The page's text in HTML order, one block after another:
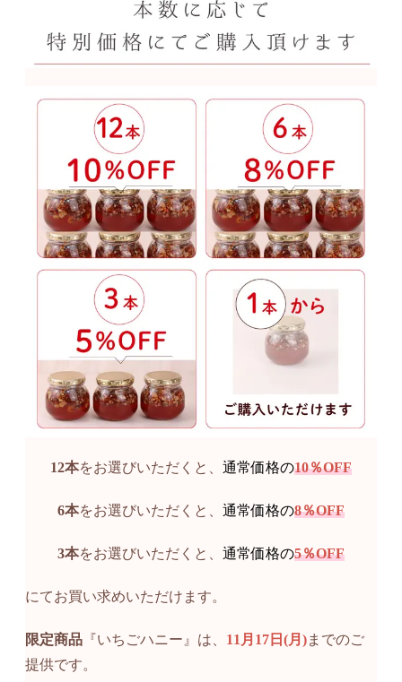
12本をお選びいただくと、 通常価格の10％OFF
6本をお選びいただくと、 通常価格の8％OFF
3本をお選びいただくと、 通常価格の5％OFF
にてお買い求めいただけます。
限定商品 『いちごハニー』は、 11月17日(月)までのご
提供です。